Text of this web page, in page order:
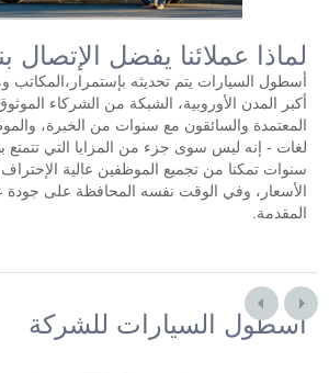
لماذا عملائنا يفضل الإتصال
أسطول السيارات يتم تحديثه بإستمرار،المكاتب
أكبر المدن الأوروبية، الشبكة من الشركاء
المعتمدة والسائقون مع سنوات من الخبرة،
لغات - إنه ليس سوى جزء من المزايا التي تتمتع
سنوات تمكنا من تجميع الموظفين عالية الإحتراف
الأسعار، وفي الوقت نفسه المحافظة على جودة
المقدمة.
أسطول السيارات للشركة